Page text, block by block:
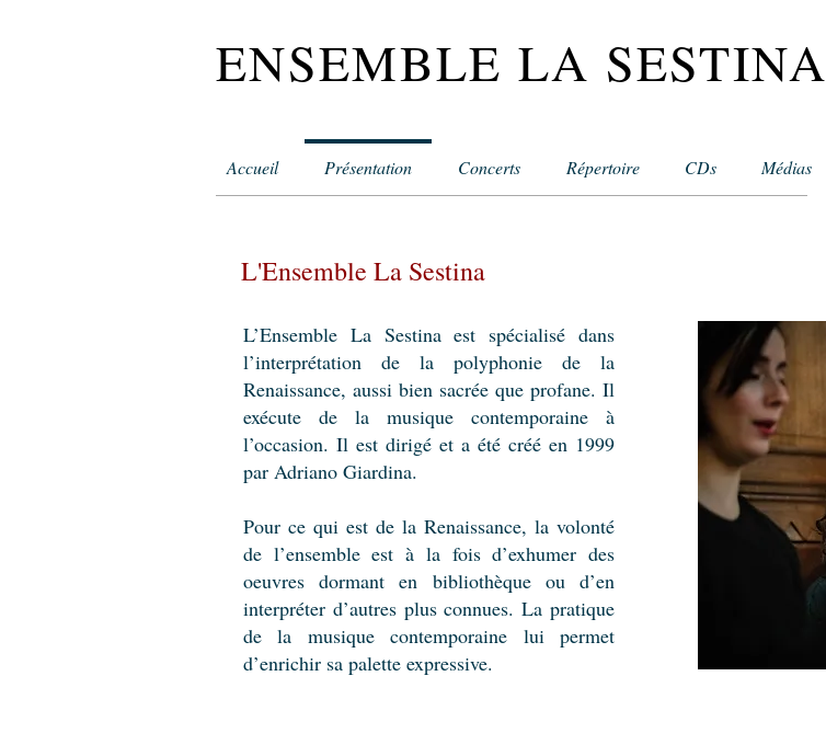
ENSEMBLE LA SESTINA
Accueil Présentation Concerts Répertoire CDs Médias
L'Ensemble La Sestina
L’Ensemble La Sestina est spécialisé dans
l’interprétation de la polyphonie de la
Renaissance, aussi bien sacrée que profane. Il
exécute de la musique contemporaine à
l’occasion. Il est dirigé et a été créé en 1999
par Adriano Giardina.
Pour ce qui est de la Renaissance, la volonté
de l’ensemble est à la fois d’exhumer des
oeuvres dormant en bibliothèque ou d’en
interpréter d’autres plus connues. La pratique
de la musique contemporaine lui permet
d’enrichir sa palette expressive.